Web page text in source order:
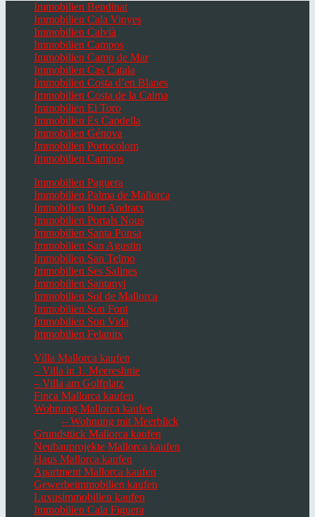
Immobilien Bendinat
Immobilien Cala Vinyes
Immobilien Calvià
Immobilien Campos
Immobilien Camp de Mar
Immobilien Cas Catala
Immobilien Costa d’en Blanes
Immobilien Costa de la Calma
Immobilien El Toro
Immobilien Es Capdella
Immobilien Génova
Immobilien Portocolom
Immobilien Campos
Immobilien Paguera
Immobilien Palma de Mallorca
Immobilien Port Andratx
Immobilien Portals Nous
Immobilien Santa Ponsa
Immobilien San Agustin
Immobilien San Telmo
Immobilien Ses Salines
Immobilien Santanyi
Immobilien Sol de Mallorca
Immobilien Son Font
Immobilien Son Vida
Immobilien Felanitx
Villa Mallorca kaufen
– Villa in 1. Meereslinie
– Villa am Golfplatz
Finca Mallorca kaufen
Wohnung Mallorca kaufen
– Wohnung mit Meerblick
Grundstück Mallorca kaufen
Neubauprojekte Mallorca kaufen
Haus Mallorca kaufen
Apartment Mallorca kaufen
Gewerbeimmobilien kaufen
Luxusimmobilien kaufen
Immobilien Cala Figuera